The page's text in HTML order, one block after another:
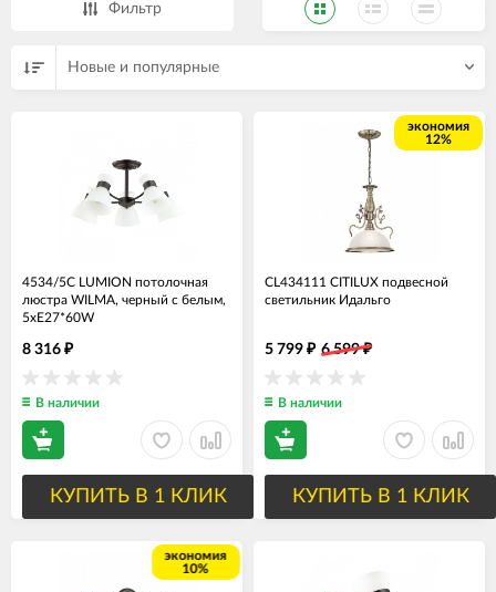
Фильтр
Новые и популярные
4534/5C LUMION потолочная
люстра WILMA, черный с белым,
5хЕ27*60W
8 316 ₽
В наличии
КУПИТЬ В 1 КЛИК
экономия
12%
CL434111 CITILUX подвесной
светильник Идальго
5 799 ₽ 6 599₽
В наличии
КУПИТЬ В 1 КЛИК
экономия
10%